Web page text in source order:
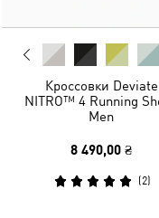
Кроссовки Deviate
NITRO™ 4 Running
Men
8 490,00 ₴
(2)